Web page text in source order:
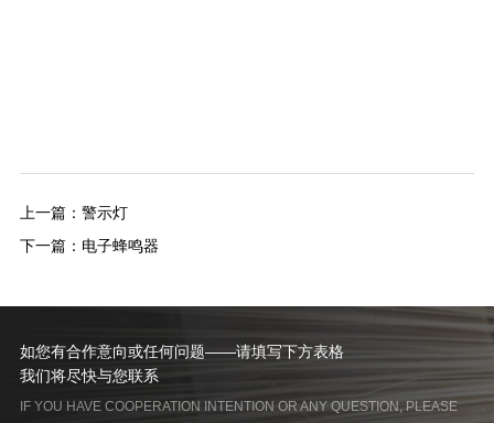
上一篇： 警示灯
下一篇： 电子蜂鸣器
如您有合作意向或任何问题——请填写下方表格
我们将尽快与您联系
IF YOU HAVE COOPERATION INTENTION OR ANY QUESTION, PLEASE